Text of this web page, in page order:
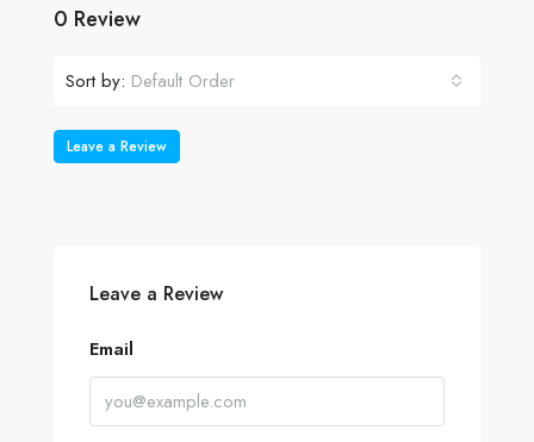
0 Review
Sort by: Default Order
Leave a Review
Leave a Review
Email